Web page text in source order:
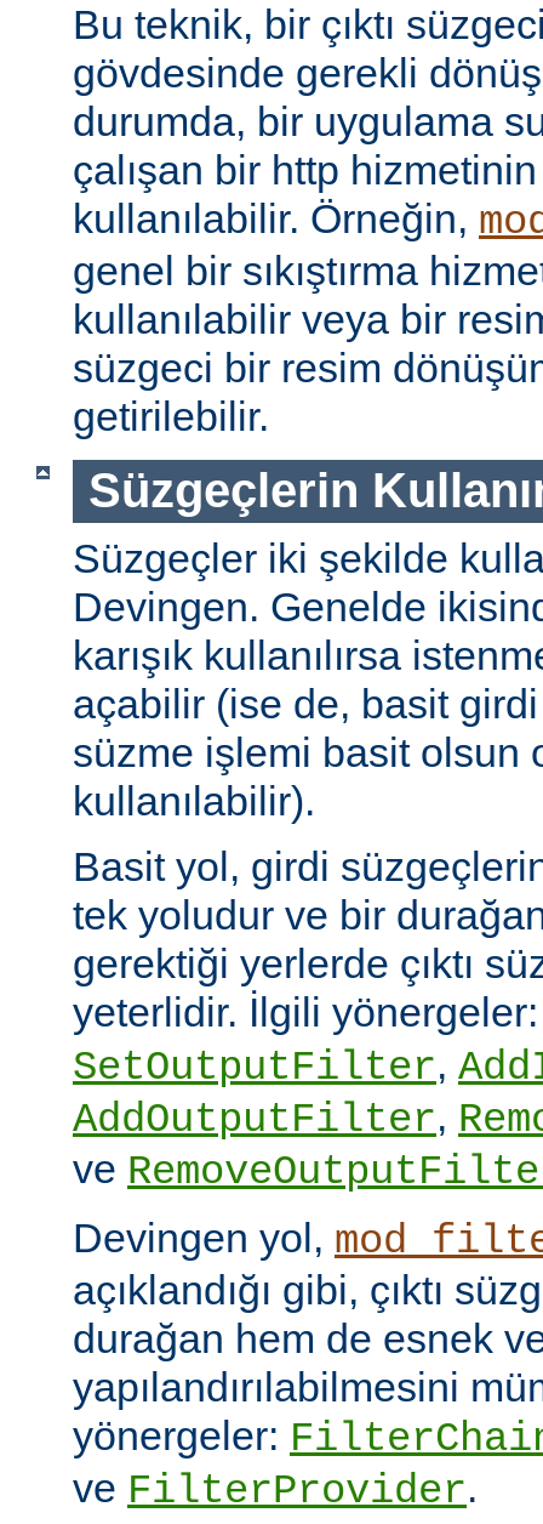
Bu teknik, bir çıktı
gövdesinde gerekli
durumda, bir uygulama
çalışan bir http
kullanılabilir. Örneğin,
genel bir sıkıştırma
kullanılabilir veya bir
süzgeci bir resim
getirilebilir.
Süzgeçlerin
Süzgeçler iki şekilde
Devingen. Genelde
karışık kullanılırsa
açabilir (ise de, basit girdi
süzme işlemi basit olsun
kullanılabilir).
Basit yol, girdi
tek yoludur ve bir
gerektiği yerlerde çıktı
yeterlidir. İlgili
SetOutputFilter,
AddOutputFilter,
ve
Devingen yol,
açıklandığı gibi, çıktı
durağan hem de esnek
yapılandırılabilmesini
yönergeler:
ve FilterProvider.